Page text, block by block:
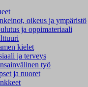
oikeus ja ympäristö
ja oppimateriaali
kielet
ja terveys
työ
ja nuoret